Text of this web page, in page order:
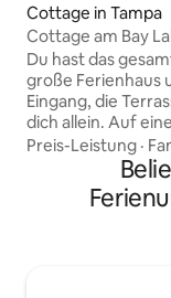
Cottage in Tampa
Cottage am Bay
Du hast das
große Ferienhaus
Eingang, die
dich allein. Auf
privaten Skisee
Tastatur, privater
Bett, 1
Schlafsofa,
Preis-Leistung ·